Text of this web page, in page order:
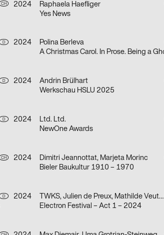
CH
2024
Raphaela Haefliger
Yes News
D
2024
Polina Berleva
D
2024
Andrin Brülhart
Werkschau HSLU 2025
D
2024
Ltd. Ltd.
NewOne Awards
CH
2024
Dimitri Jeannottat, Marjeta Morinc
Bieler Baukultur 1910 – 1970
D
2024
TWKS, Julien de Preux, Mathilde Veuthey
Electron Festival – Act 1 – 2024